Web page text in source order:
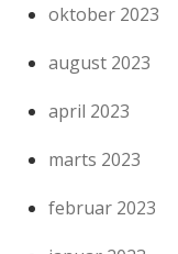
oktober 2023
august 2023
april 2023
marts 2023
februar 2023